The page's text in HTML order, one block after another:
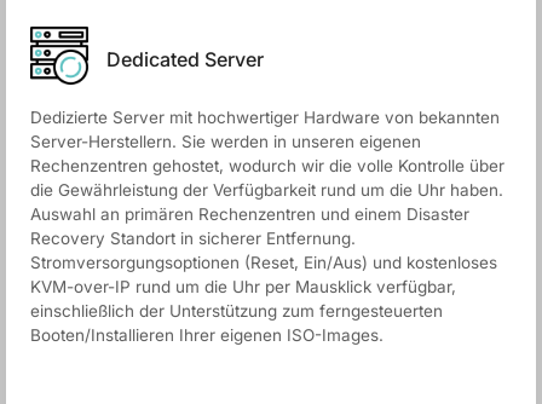
Dedicated Server
Dedizierte Server mit hochwertiger Hardware von bekannten
Server-Herstellern. Sie werden in unseren eigenen
Rechenzentren gehostet, wodurch wir die volle Kontrolle über
die Gewährleistung der Verfügbarkeit rund um die Uhr haben.
Auswahl an primären Rechenzentren und einem Disaster
Recovery Standort in sicherer Entfernung.
Stromversorgungsoptionen (Reset, Ein/Aus) und kostenloses
KVM-over-IP rund um die Uhr per Mausklick verfügbar,
einschließlich der Unterstützung zum ferngesteuerten
Booten/Installieren Ihrer eigenen ISO-Images.